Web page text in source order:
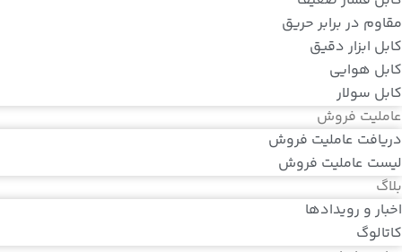
مقاوم در برابر حریق
کابل ابزار دقیق
کابل هوایی
کابل سولار
عاملیت فروش
دریافت عاملیت فروش
لیست عاملیت فروش
بلاگ
اخبار و رویدادها
کاتالوگ